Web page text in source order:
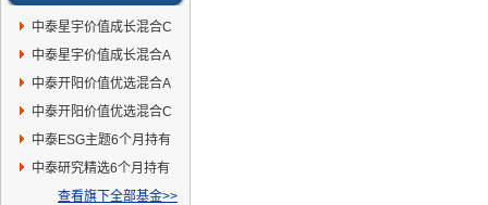
中泰星宇价值成长混合C
中泰星宇价值成长混合A
中泰开阳价值优选混合A
中泰开阳价值优选混合C
中泰ESG主题6个月持有
混合发起
中泰研究精选6个月持有
股票C查看旗下全部基金>>